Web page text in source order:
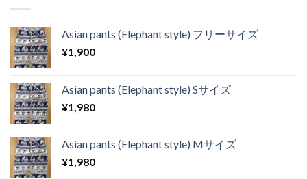
Asian pants (Elephant style) フリーサイズ
¥1,900
Asian pants (Elephant style) Sサイズ
¥1,980
Asian pants (Elephant style) Mサイズ
¥1,980